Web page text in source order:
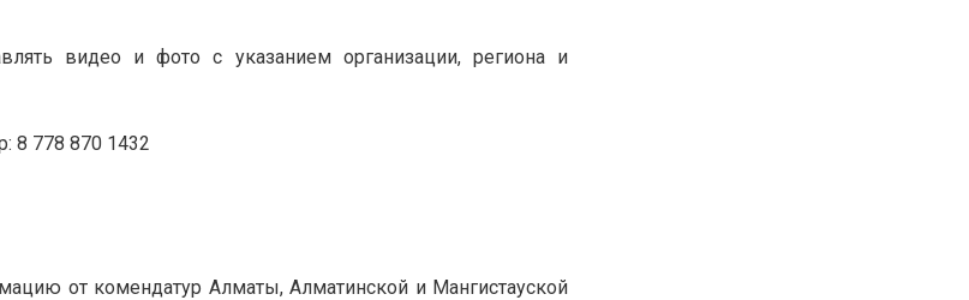
видео и фото с указанием организации, региона и
8 778 870 1432
от комендатур Алматы, Алматинской и Мангистауской